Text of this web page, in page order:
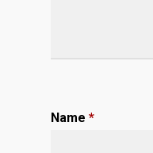
Name *